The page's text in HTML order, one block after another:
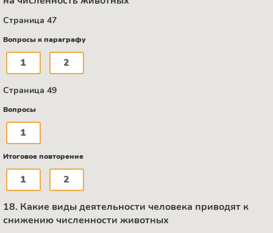
Страница 47
Вопросы к параграфу
1 2
Страница 49
Вопросы
1
Итоговое повторение
1 2
18. Какие виды деятельности человека приводят к
снижению численности животных